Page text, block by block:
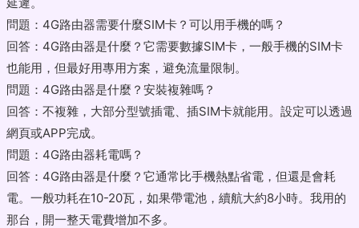
問題：4G路由器需要什麼SIM卡？可以用手機的嗎？
回答：4G路由器是什麼？它需要數據SIM卡，一般手機的SIM卡
也能用，但最好用專用方案，避免流量限制。
問題：4G路由器是什麼？安裝複雜嗎？
回答：不複雜，大部分型號插電、插SIM卡就能用。設定可以透過
網頁或APP完成。
問題：4G路由器耗電嗎？
回答：4G路由器是什麼？它通常比手機熱點省電，但還是會耗
電。一般功耗在10-20瓦，如果帶電池，續航大約8小時。我用的
那台，開一整天電費增加不多。